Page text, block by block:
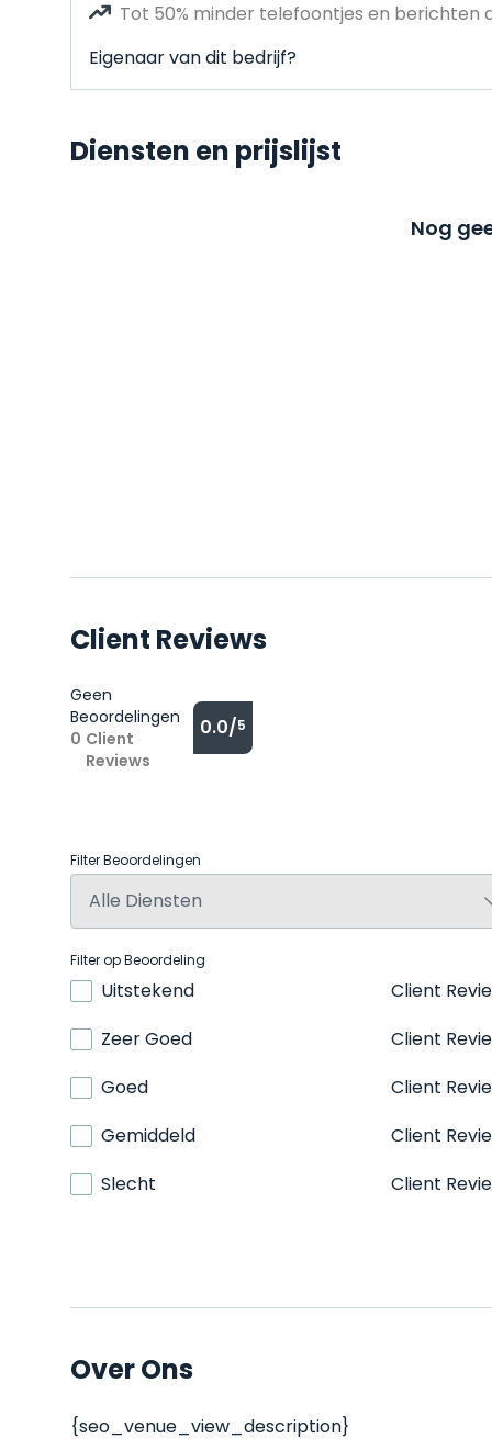
Tot 50% minder telefoontjes en
Eigenaar van dit bedrijf?
Diensten en prijslijst
Nog
Client Reviews
Geen
Beoordelingen
0 Client
Reviews
0.0/5
Filter Beoordelingen
Filter op Beoordeling
Uitstekend
Client
Zeer Goed
Client
Goed
Client
Gemiddeld
Client
Slecht
Client
Over Ons
{seo_venue_view_description}